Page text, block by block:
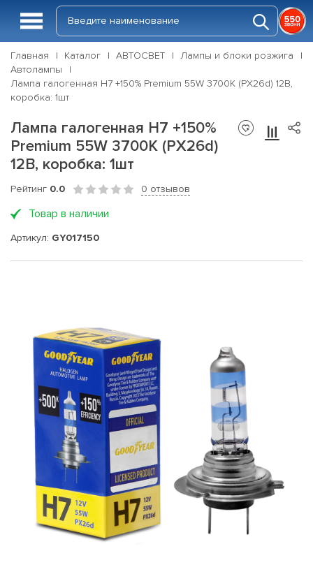
Главная Каталог АВТОСВЕТ
Лампы и блоки розжига
Автолампы
Лампа галогенная H7 +150% Premium 55W 3700K (PX26d) 12В,
коробка: 1шт
Лампа галогенная H7 +150%
Premium 55W 3700K (PX26d)
12В, коробка: 1шт
Рейтинг 0.0 0 отзывов
Товар в наличии
Артикул: GY017150